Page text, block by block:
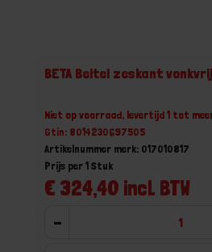
BETA Beitel zeskant vonkvrij
Niet op voorraad, levertijd 1 tot
Gtin: 8014230697505
Artikelnummer merk: 017010817
€ 324,40 incl. BTW
Prijs per 1 Stuk
-